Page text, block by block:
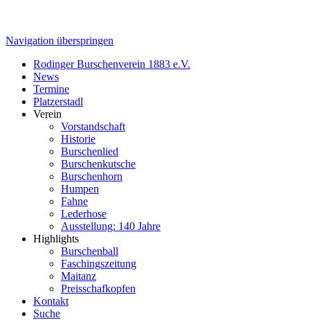
Navigation überspringen
Rodinger Burschenverein 1883 e.V.
News
Termine
Platzerstadl
Verein
Vorstandschaft
Historie
Burschenlied
Burschenkutsche
Burschenhorn
Humpen
Fahne
Lederhose
Ausstellung: 140 Jahre
Highlights
Burschenball
Faschingszeitung
Maitanz
Preisschafkopfen
Kontakt
Suche